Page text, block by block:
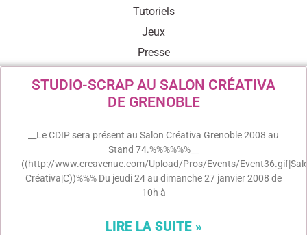
Tutoriels
Jeux
Presse
STUDIO-SCRAP AU SALON CRÉATIVA
DE GRENOBLE
__Le CDIP sera présent au Salon Créativa Grenoble 2008 au
Stand 74.%%%%%%__
((http://www.creavenue.com/Upload/Pros/Events/
Créativa|C))%%% Du jeudi 24 au dimanche 27 janvier 2008 de
10h à
LIRE LA SUITE »